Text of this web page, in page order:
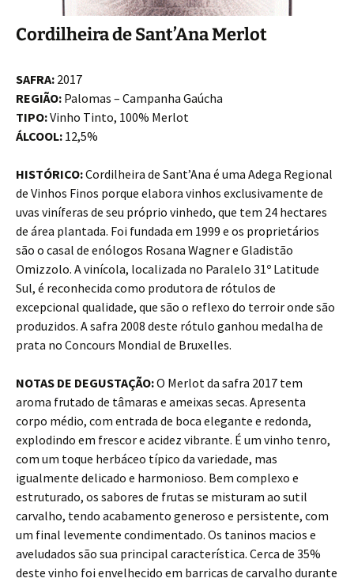
Cordilheira de Sant’Ana Merlot
SAFRA: 2017
REGIÃO: Palomas – Campanha Gaúcha
TIPO:Vinho Tinto, 100% Merlot
ÁLCOOL: 12,5%
HISTÓRICO:Cordilheira de Sant’Ana é uma Adega Regional
de Vinhos Finos porque elabora vinhos exclusivamente de
uvas viníferas de seu próprio vinhedo, que tem 24 hectares
de área plantada. Foi fundada em 1999 e os proprietários
são o casal de enólogos Rosana Wagner e Gladistão
Omizzolo. A vinícola, localizada no Paralelo 31º Latitude
Sul, é reconhecida como produtora de rótulos de
excepcional qualidade, que são o reflexo do terroir onde são
produzidos. A safra 2008 deste rótulo ganhou medalha de
prata no Concours Mondial de Bruxelles.
NOTAS DE DEGUSTAÇÃO:O Merlot da safra 2017 tem
aroma frutado de tâmaras e ameixas secas. Apresenta
corpo médio, com entrada de boca elegante e redonda,
explodindo em frescor e acidez vibrante. É um vinho tenro,
com um toque herbáceo típico da variedade, mas
igualmente delicado e harmonioso. Bem complexo e
estruturado, os sabores de frutas se misturam ao sutil
carvalho, tendo acabamento generoso e persistente, com
um final levemente condimentado. Os taninos macios e
aveludados são sua principal característica. Cerca de 35%
deste vinho foi envelhecido em barricas de carvalho durante